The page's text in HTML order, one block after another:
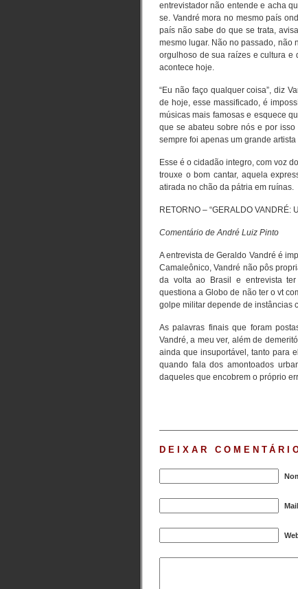
entrevistador não entende e acha
se. Vandré mora no mesmo país
país não sabe do que se trata,
mesmo lugar. Não no passado, não
orgulhoso de sua raízes e cultura e
acontece hoje.
“Eu não faço qualquer coisa”, diz
de hoje, esse massificado, é
músicas mais famosas e esquece
que se abateu sobre nós e por
sempre foi apenas um grande
Esse é o cidadão integro, com voz
trouxe o bom cantar, aquela
atirada no chão da pátria em ruínas.
RETORNO – “GERALDO VANDRÉ:
Comentário de André Luiz Pinto
A entrevista de Geraldo Vandré é
Camaleônico, Vandré não pôs
da volta ao Brasil e entrevista
questiona a Globo de não ter o vt
golpe militar depende de instâncias
As palavras finais que foram
Vandré, a meu ver, além de
ainda que insuportável, tanto para
quando fala dos amontoados
daqueles que encobrem o próprio
DEIXAR